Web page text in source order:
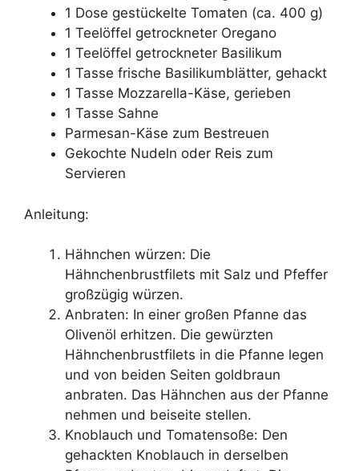
1 Dose gestückelte Tomaten (ca. 400 g)
1 Teelöffel getrockneter Oregano
1 Teelöffel getrockneter Basilikum
1 Tasse frische Basilikumblätter, gehackt
1 Tasse Mozzarella-Käse, gerieben
1 Tasse Sahne
Parmesan-Käse zum Bestreuen
Gekochte Nudeln oder Reis zum
Servieren
Anleitung:
Hähnchen würzen: Die
Hähnchenbrustfilets mit Salz und Pfeffer
großzügig würzen.
Anbraten: In einer großen Pfanne das
Olivenöl erhitzen. Die gewürzten
Hähnchenbrustfilets in die Pfanne legen
und von beiden Seiten goldbraun
anbraten. Das Hähnchen aus der Pfanne
nehmen und beiseite stellen.
Knoblauch und Tomatensoße: Den
gehackten Knoblauch in derselben